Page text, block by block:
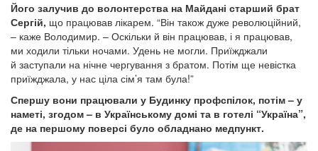
Його залучив до волонтерства на Майдані старший брат
Сергій, що працював лікарем. “Він також дуже революційний,
– каже Володимир. – Оскільки й він працював, і я працював,
ми ходили тільки ночами. Удень не могли. Приїжджали
й заступали на нічне чергування з братом. Потім ще невістка
приїжджала, у нас ціла сім’я там була!”
Спершу вони працювали у Будинку профспілок, потім – у
наметі, згодом – в Українському домі та в готелі “Україна”,
де на першому поверсі було обладнано медпункт.